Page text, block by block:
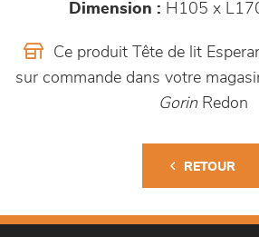
Dimension : H105 x
Ce produit Tête de lit
sur commande dans votre
GorinRedon
RETOUR